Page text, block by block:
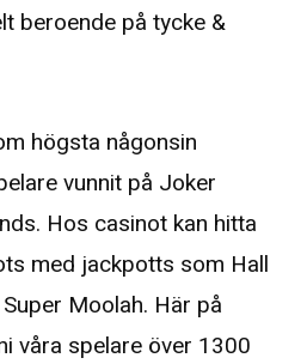
beroende på tycke &
högsta någonsin
vunnit på Joker
Hos casinot kan hitta
med jackpotts som Hall
Moolah. Här på
våra spelare över 1300